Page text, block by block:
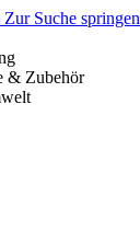
Zur Suche springen
& Zubehör